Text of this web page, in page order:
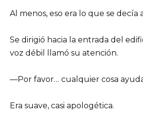
Al menos, eso era lo que se decía
Se dirigió hacia la entrada del
voz débil llamó su atención.
—Por favor… cualquier cosa
Era suave, casi apologética.